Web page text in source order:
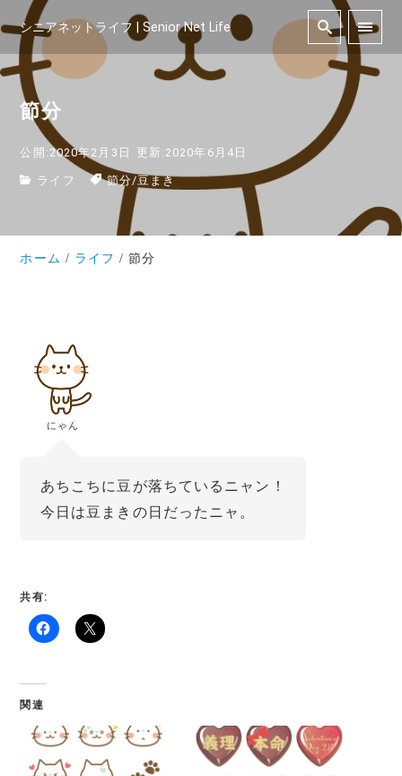
シニアネットライフ | Senior Net Life
節分
公開:2020年2月3日 更新:2020年6月4日
ライフ 節分/豆まき
ホーム ライフ 節分
にゃん
あちこちに豆が落ちているニャン！
今日は豆まきの日だったニャ。
共有:
関連